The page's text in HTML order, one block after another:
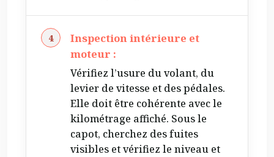
Inspection intérieure et
moteur :
Vérifiez l’usure du volant, du
levier de vitesse et des pédales.
Elle doit être cohérente avec le
kilométrage affiché. Sous le
capot, cherchez des fuites
visibles et vérifiez le niveau et